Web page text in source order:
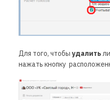
Для того, чтобы удалить
нажать кнопку